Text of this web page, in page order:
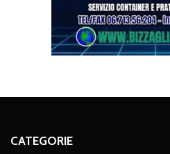
CATEGORIE